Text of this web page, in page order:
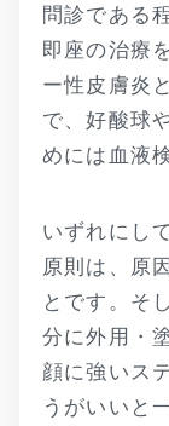
問診である
即座の治療
ー性皮膚炎
で、好酸球
めには血液
いずれにし
原則は、原
とです。そ
分に外用・
顔に強いス
うがいいと